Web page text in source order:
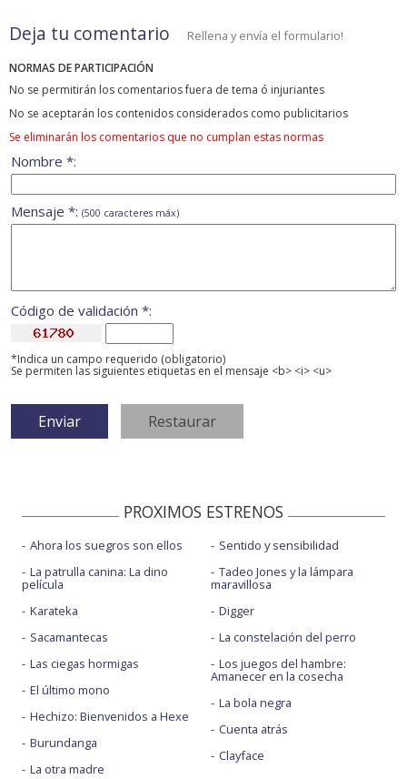
Deja tu comentario Rellena y envía el formulario!
NORMAS DE PARTICIPACIÓN
No se permitirán los comentarios fuera de tema ó injuriantes
No se aceptarán los contenidos considerados como publicitarios
Se eliminarán los comentarios que no cumplan estas normas
Nombre *:
Mensaje *: (500 caracteres máx)
Código de validación *:
*Indica un campo requerido (obligatorio)
Se permiten las siguientes etiquetas en el mensaje <b> <i> <u>
PROXIMOS ESTRENOS
Ahora los suegros son ellos
La patrulla canina: La dino
película
Karateka
Sacamantecas
Las ciegas hormigas
El último mono
Hechizo: Bienvenidos a Hexe
Burundanga
La otra madre
Sentido y sensibilidad
Tadeo Jones y la lámpara
maravillosa
Digger
La constelación del perro
Los juegos del hambre:
Amanecer en la cosecha
La bola negra
Cuenta atrás
Clayface